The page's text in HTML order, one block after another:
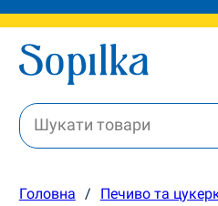
Головна / Печиво та